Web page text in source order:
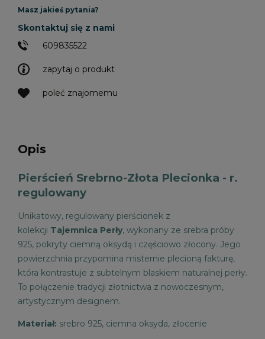
zapytaj o produkt
poleć znajomemu
Masz jakieś pytania?
Skontaktuj się z nami
609835522
Opis
Pierścień Srebrno-Złota Plecionka - r.
regulowany
Unikatowy, regulowany pierścionek z
kolekcji Tajemnica Perły, wykonany ze srebra próby
925, pokryty ciemną oksydą i częściowo złocony. Jego
powierzchnia przypomina misternie plecioną fakturę,
która kontrastuje z subtelnym blaskiem naturalnej perły.
To połączenie tradycji złotnictwa z nowoczesnym,
artystycznym designem.
Materiał: srebro 925, ciemna oksyda, złocenie